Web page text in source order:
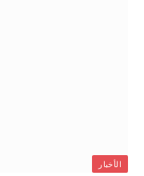
الأخبار